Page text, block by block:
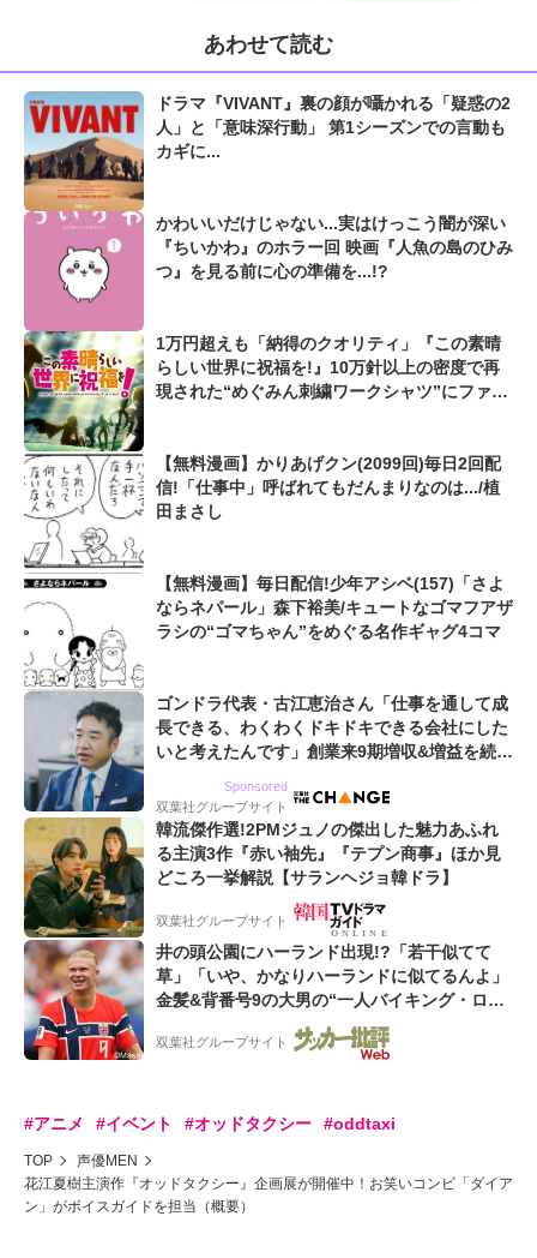
あわせて読む
ドラマ『VIVANT』裏の顔が囁かれる「疑惑の2
人」と「意味深行動」 第1シーズンでの言動も
カギに...
かわいいだけじゃない...実はけっこう闇が深い
『ちいかわ』のホラー回 映画『人魚の島のひみ
つ』を見る前に心の準備を...!?
1万円超えも「納得のクオリティ」『この素晴
らしい世界に祝福を!』10万針以上の密度で再
現された“めぐみん刺繍ワークシャツ”にファン
【無料漫画】かりあげクン(2099回)毎日2回配
信!「仕事中」呼ばれてもだんまりなのは.../植
田まさし
【無料漫画】毎日配信!少年アシベ(157)「さよ
ならネパール」森下裕美/キュートなゴマフアザ
ラシの“ゴマちゃん”をめぐる名作ギャグ4コマ
ゴンドラ代表・古江恵治さん「仕事を通して成
長できる、わくわくドキドキできる会社にした
いと考えたんです」創業来9期増収&増益を続け
Sponsored
双葉社グループサイト
韓流傑作選!2PMジュノの傑出した魅力あふれ
る主演3作『赤い袖先』『テプン商事』ほか見
どころ一挙解説【サランヘジョ韓ドラ】
双葉社グループサイト
井の頭公園にハーランド出現!?「若干似てて
草」「いや、かなりハーランドに似てるんよ」
金髪&背番号9の大男の“一人バイキング・ロ
ー”映像が話題!「元気をもらった」
双葉社グループサイト
#アニメ #イベント #オッドタクシー #oddtaxi
TOP
声優MEN
花江夏樹主演作『オッドタクシー』企画展が開催中！お笑いコンビ「ダイア
ン」がボイスガイドを担当（概要）